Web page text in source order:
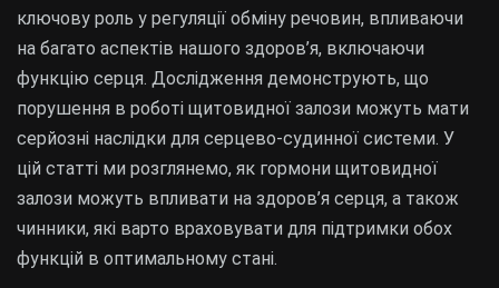
ключову роль у регуляції обміну речовин, впливаючи
на багато аспектів нашого здоров’я, включаючи
функцію серця. Дослідження демонструють, що
порушення в роботі щитовидної залози можуть мати
серйозні наслідки для серцево-судинної системи. У
цій статті ми розглянемо, як гормони щитовидної
залози можуть впливати на здоров’я серця, а також
чинники, які варто враховувати для підтримки обох
функцій в оптимальному стані.